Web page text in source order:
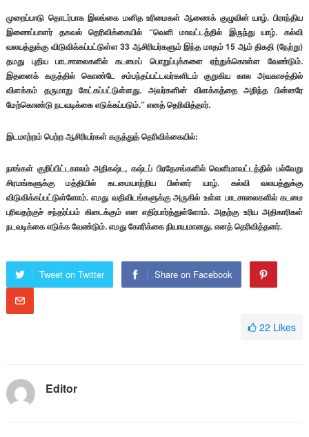
முறைப்பாடு தொடர்பாக இலங்கை மனித உரிமைகள் ஆணைக் குழுவின் யாழ். பிராந்திய
இணைப்பாளர் தகவல் தெரிவிக்கையில் “வெளி மாவட்டத்தில் இருந்து யாழ். கல்வி
வலயத்துக்கு விடுவிக்கப்பட்டுள்ள 33 ஆசிரியர்களும் இந்த மாதம் 15 ஆம் திகதி (நேற்று)
தமது புதிய பாடசாலைகளில் கடமைப் பொறுப்புக்களை ஏற்றுக்கொள்ள வேண்டும்.
இதனைக் கருத்தில் கொண்டே சம்பந்தப்பட்டவர்களிடம் குறுகிய கால அவகாசத்தில்
விளக்கம் தருமாறு கேட்கப்பட்டுள்ளது. அவர்களின் விளக்கத்தை அறிந்த பின்னரே
மேற்கொண்டு நடவடிக்கை எடுக்கப்படும்.” எனத் தெரிவித்தார்.
இடமாற்றம் பெற்ற ஆசிரியர்கள் கருத்துத் தெரிவிக்கையில்:
நாங்கள் குறிப்பிட்டகாலம் அதிகஷ்ட, கஷ்டப் பிரதேசங்களில் வெளிமாவட்டத்தில் பல்வேறு
சிரமங்களுக்கு மத்தியில் கடமையாற்றிய பின்னர் யாழ். கல்வி வலயத்துக்கு
விடுவிக்கப்பட்டுள்ளோம். எமது வதிவிடங்களுக்கு அருகில் உள்ள பாடசாலைகளில் கடமை
புரிவதற்குச் சந்தர்ப்பம் கிடைக்கும் என எதிர்பார்த்துள்ளோம். அதற்கு உரிய அதிகாரிகள்
நடவடிக்கை எடுக்க வேண்டும். எமது கோரிக்கை நியாயமானது. எனத் தெரிவித்தனர்.
Tweet on Twitter Share on Facebook
22 Likes
Editor